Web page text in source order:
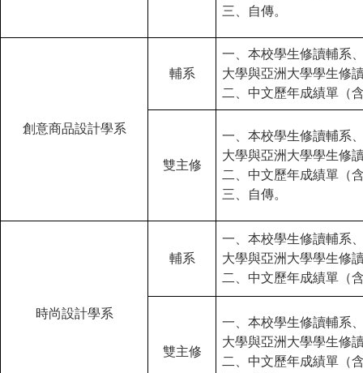
三、自傳。
創意商品設計學系
輔系
一、本校學生修讀輔系
大學與亞洲大學學生修
二、中文歷年成績單（
雙主修
一、本校學生修讀輔系
大學與亞洲大學學生修
二、中文歷年成績單（
三、自傳。
時尚設計學系
輔系
一、本校學生修讀輔系
大學與亞洲大學學生修
二、中文歷年成績單（
雙主修
一、本校學生修讀輔系
大學與亞洲大學學生修
二、中文歷年成績單（